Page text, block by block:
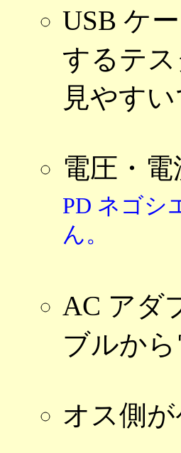
USB ケ
するテ
見やすい
電圧・
PD ネゴシ
ん。
AC アダ
ブルか
オス側